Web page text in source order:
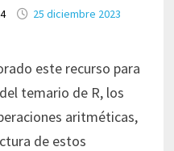
25 diciembre 2023
este recurso para
temario de R, los
aritméticas,
de estos